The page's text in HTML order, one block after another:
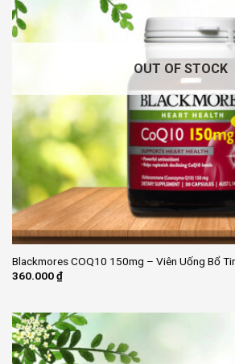
OUT OF STOCK
Blackmores COQ10 150mg – Viên Uống Bổ
360.000₫